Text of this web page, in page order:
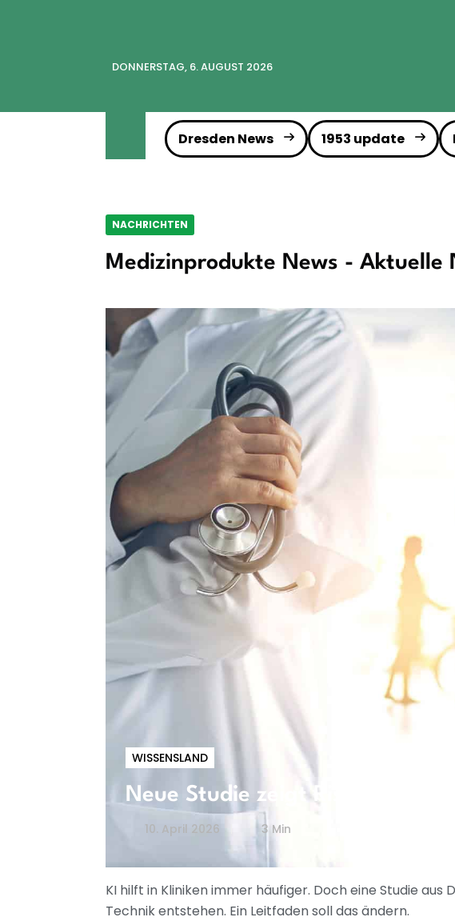
DONNERSTAG, 6. AUGUST 2026
Dresden News 1953 update
NACHRICHTEN
Medizinprodukte News - Aktuelle
WISSENSLAND
Neue Studie zeigt Risiken im
10. April 2026 3 Min
KI hilft in Kliniken immer häufiger. Doch eine Studie
Technik entstehen. Ein Leitfaden soll das ändern.